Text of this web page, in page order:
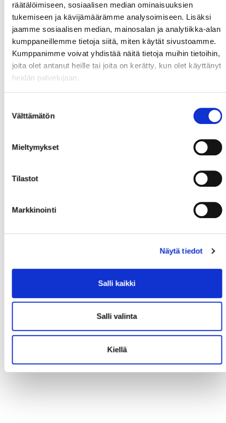
räätälöimiseen, sosiaalisen median ominaisuuksien
tukemiseen ja kävijämäärämme analysoimiseen. Lisäksi
jaamme sosiaalisen median, mainosalan ja analytiikka-alan
kumppaneillemme tietoja siitä, miten käytät sivustoamme.
Kumppanimme voivat yhdistää näitä tietoja muihin tietoihin,
joita olet antanut heille tai joita on kerätty, kun olet käyttänyt
heidän palvelujaan.
valinta
Välttämätön
Mieltymykset
Tilastot
Markkinointi
Näytä tiedot
Salli kaikki
Salli valinta
Kiellä